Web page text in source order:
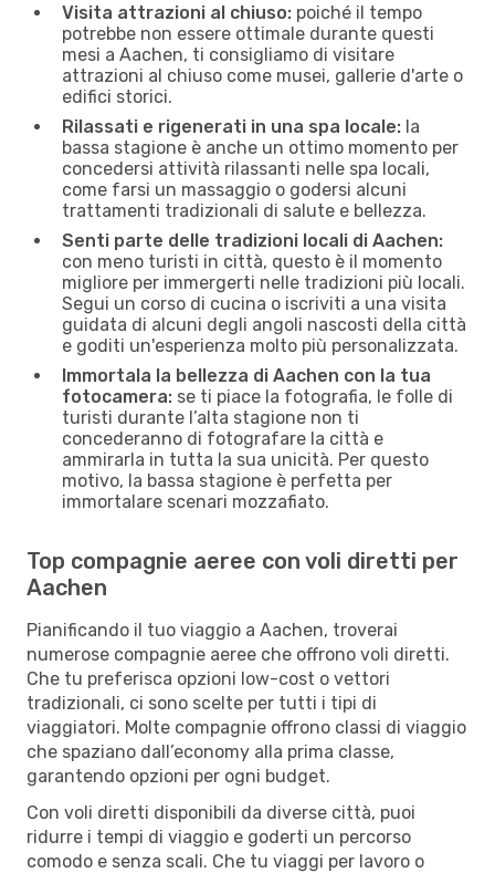
Visita attrazioni al chiuso: poiché il tempo
potrebbe non essere ottimale durante questi
mesi a Aachen, ti consigliamo di visitare
attrazioni al chiuso come musei, gallerie d'arte o
edifici storici.
Rilassati e rigenerati in una spa locale: la
bassa stagione è anche un ottimo momento per
concedersi attività rilassanti nelle spa locali,
come farsi un massaggio o godersi alcuni
trattamenti tradizionali di salute e bellezza.
Senti parte delle tradizioni locali di Aachen:
con meno turisti in città, questo è il momento
migliore per immergerti nelle tradizioni più locali.
Segui un corso di cucina o iscriviti a una visita
guidata di alcuni degli angoli nascosti della città
e goditi un'esperienza molto più personalizzata.
Immortala la bellezza di Aachen con la tua
fotocamera: se ti piace la fotografia, le folle di
turisti durante l’alta stagione non ti
concederanno di fotografare la città e
ammirarla in tutta la sua unicità. Per questo
motivo, la bassa stagione è perfetta per
immortalare scenari mozzafiato.
Top compagnie aeree con voli diretti per
Aachen
Pianificando il tuo viaggio a Aachen, troverai
numerose compagnie aeree che offrono voli diretti.
Che tu preferisca opzioni low-cost o vettori
tradizionali, ci sono scelte per tutti i tipi di
viaggiatori. Molte compagnie offrono classi di viaggio
che spaziano dall’economy alla prima classe,
garantendo opzioni per ogni budget.
Con voli diretti disponibili da diverse città, puoi
ridurre i tempi di viaggio e goderti un percorso
comodo e senza scali. Che tu viaggi per lavoro o